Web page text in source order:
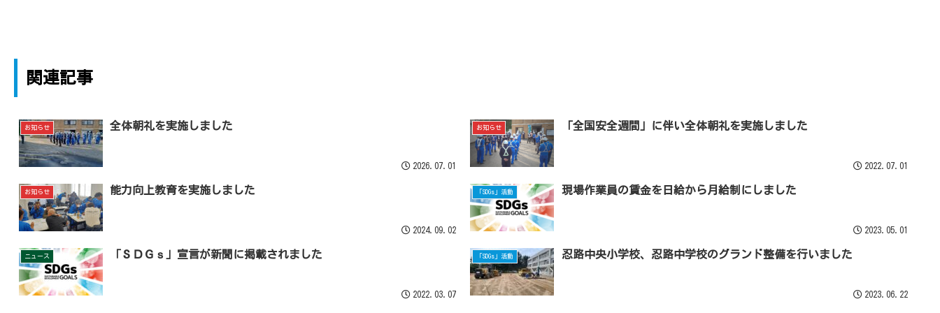
関連記事
お知らせ 全体朝礼を実施しました
2026.07.01
お知らせ 「全国安全週間」に伴い全体朝礼を実施しました
2022.07.01
お知らせ 能力向上教育を実施しました
2024.09.02
「SDGs」活動 現場作業員の賃金を日給から月給制にしました
2023.05.01
ニュース 「ＳＤＧｓ」宣言が新聞に掲載されました
2022.03.07
「SDGs」活動 忍路中央小学校、忍路中学校のグランド整備を行いました
2023.06.22